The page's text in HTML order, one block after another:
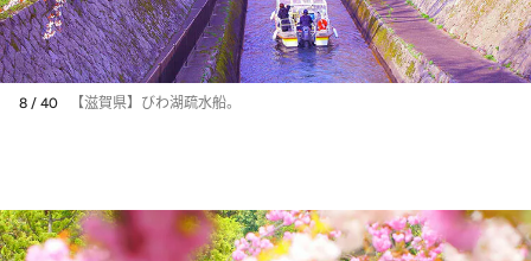
8 / 40 【滋賀県】びわ湖疏水船。